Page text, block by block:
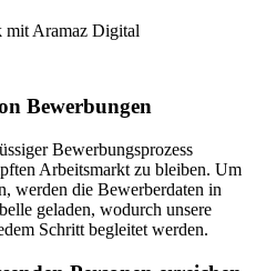
Bewerbungen
Bewerbungsprozess
Arbeitsmarkt zu bleiben. Um
werden die Bewerberdaten in
geladen, wodurch unsere
Schritt begleitet werden.